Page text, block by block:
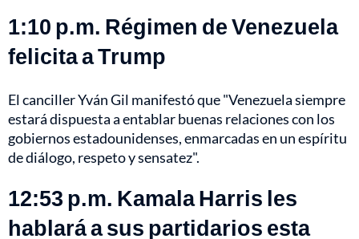
1:10 p.m. Régimen de Venezuela
felicita a Trump
El canciller Yván Gil manifestó que "Venezuela siempre
estará dispuesta a entablar buenas relaciones con los
gobiernos estadounidenses, enmarcadas en un espíritu
de diálogo, respeto y sensatez".
12:53 p.m. Kamala Harris les
hablará a sus partidarios esta